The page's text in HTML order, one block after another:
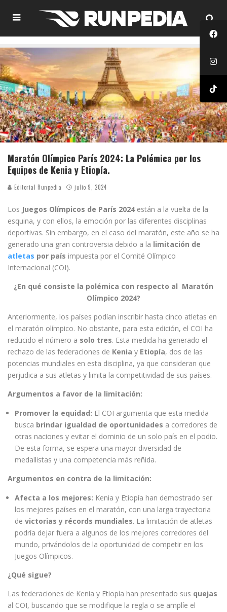
Maratón Olímpico París 2024: La Polémica por los
Equipos de Kenia y Etiopía.
Editorial Runpedia julio 9, 2024
Los Juegos Olímpicos de París 2024están a la vuelta de la
esquina, y con ellos, la emoción por las diferentes disciplinas
deportivas. Sin embargo, en el caso del maratón, este año se ha
generado una gran controversia debido a la limitación de
atletas por país impuesta por el Comité Olímpico
Internacional (COI).
¿En qué consiste la polémica con respecto al Maratón
Olímpico 2024?
Anteriormente, los países podían inscribir hasta cinco atletas en
el maratón olímpico. No obstante, para esta edición, el COI ha
reducido el número a solo tres. Esta medida ha generado el
rechazo de las federaciones de Kenia y Etiopía, dos de las
potencias mundiales en esta disciplina, ya que consideran que
perjudica a sus atletas y limita la competitividad de sus países.
Argumentos a favor de la limitación:
Promover la equidad: El COI argumenta que esta medida
busca brindar igualdad de oportunidades a corredores de
otras naciones y evitar el dominio de un solo país en el podio.
De esta forma, se espera una mayor diversidad de
medallistas y una competencia más reñida.
Argumentos en contra de la limitación:
Afecta a los mejores: Kenia y Etiopía han demostrado ser
los mejores países en el maratón, con una larga trayectoria
de victorias y récords mundiales. La limitación de atletas
podría dejar fuera a algunos de los mejores corredores del
mundo, privándolos de la oportunidad de competir en los
Juegos Olímpicos.
¿Qué sigue?
Las federaciones de Kenia y Etiopía han presentado sus quejas
al COI, buscando que se modifique la regla o se amplíe el